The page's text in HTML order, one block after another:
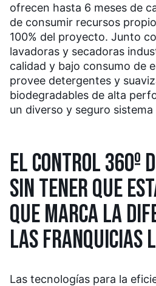
ofrecen hasta 6 meses de
de consumir recursos
100% del proyecto. Junto
lavadoras y secadoras
calidad y bajo consumo de
provee detergentes y
biodegradables de alta
un diverso y seguro sistema
EL CONTROL 360º
SIN TENER QUE
QUE MARCA LA
LAS FRANQUICIAS
Las tecnologías para la